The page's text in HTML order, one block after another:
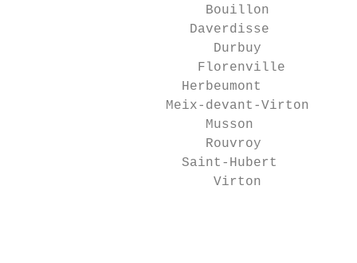
Bouillon
Daverdisse
Durbuy
Florenville
Herbeumont
Meix-devant-Virton
Musson
Rouvroy
Saint-Hubert
Virton